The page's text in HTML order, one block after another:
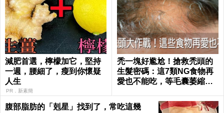
減肥首選，檸檬加它，堅持
一週，腰細了，瘦到你懷疑
人生
PR．新素簡
禿一塊好尷尬！搶救禿頭的
生髮密碼：這7類NG食物再
愛也不能吃，等毛囊萎縮就
腹部脂肪的「剋星」找到了，常吃這幾